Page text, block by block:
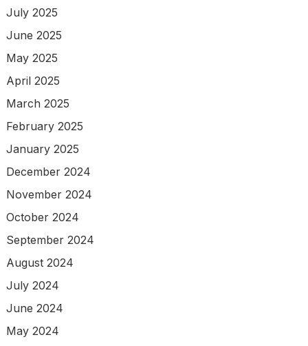
July 2025
June 2025
May 2025
April 2025
March 2025
February 2025
January 2025
December 2024
November 2024
October 2024
September 2024
August 2024
July 2024
June 2024
May 2024